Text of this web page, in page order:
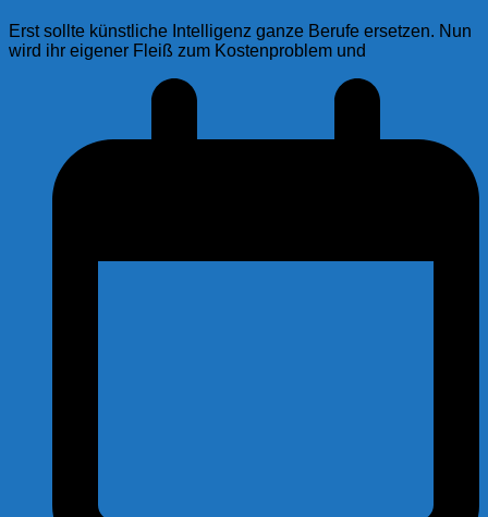
Erst sollte künstliche Intelligenz ganze Berufe ersetzen. Nun
wird ihr eigener Fleiß zum Kostenproblem und